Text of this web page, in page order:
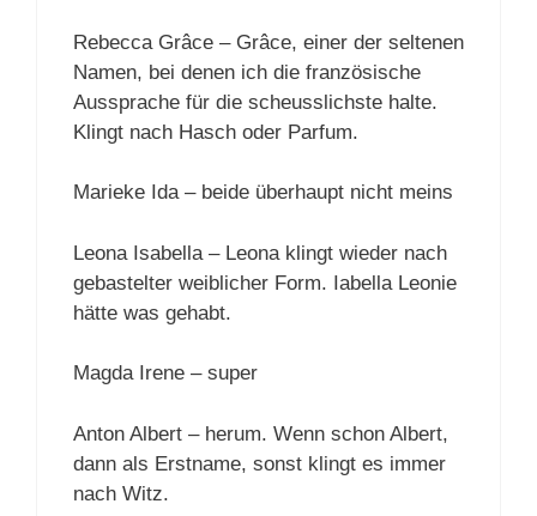
Rebecca Grâce – Grâce, einer der seltenen
Namen, bei denen ich die französische
Aussprache für die scheusslichste halte.
Klingt nach Hasch oder Parfum.
Marieke Ida – beide überhaupt nicht meins
Leona Isabella – Leona klingt wieder nach
gebastelter weiblicher Form. Iabella Leonie
hätte was gehabt.
Magda Irene – super
Anton Albert – herum. Wenn schon Albert,
dann als Erstname, sonst klingt es immer
nach Witz.